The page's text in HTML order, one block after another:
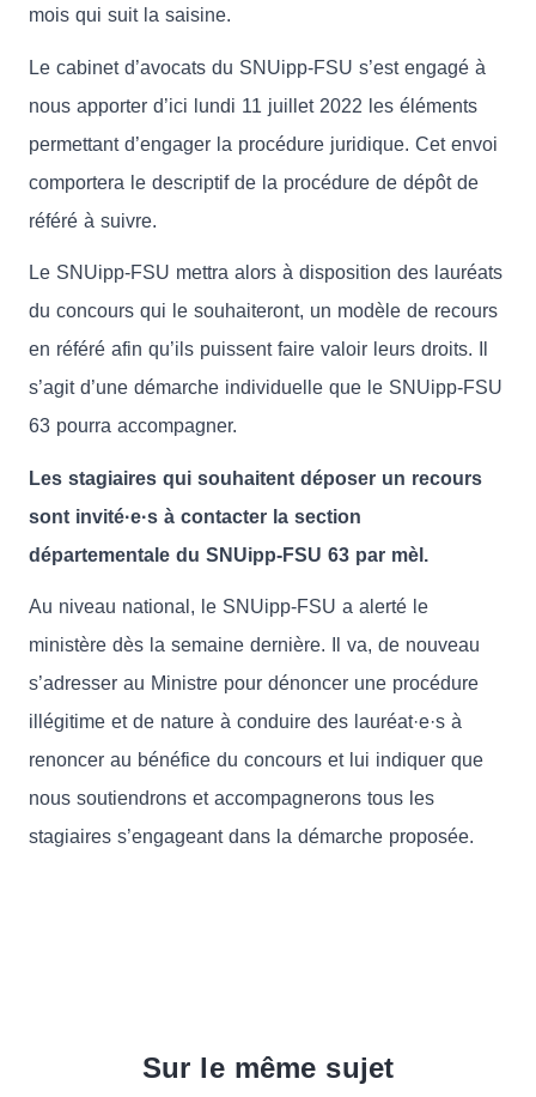
mois qui suit la saisine.
Le cabinet d’avocats du SNUipp-FSU s’est engagé à
nous apporter d’ici lundi 11 juillet 2022 les éléments
permettant d’engager la procédure juridique. Cet envoi
comportera le descriptif de la procédure de dépôt de
référé à suivre.
Le SNUipp-FSU mettra alors à disposition des lauréats
du concours qui le souhaiteront, un modèle de recours
en référé afin qu’ils puissent faire valoir leurs droits. Il
s’agit d’une démarche individuelle que le SNUipp-FSU
63 pourra accompagner.
Les stagiaires qui souhaitent déposer un recours
sont invité·e·s à contacter la section
départementale du SNUipp-FSU 63 par mèl.
Au niveau national, le SNUipp-FSU a alerté le
ministère dès la semaine dernière. Il va, de nouveau
s’adresser au Ministre pour dénoncer une procédure
illégitime et de nature à conduire des lauréat·e·s à
renoncer au bénéfice du concours et lui indiquer que
nous soutiendrons et accompagnerons tous les
stagiaires s’engageant dans la démarche proposée.
Sur le même sujet